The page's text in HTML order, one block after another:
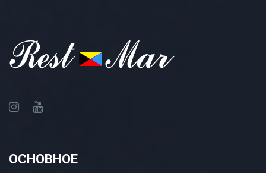
ОСНОВНОЕ